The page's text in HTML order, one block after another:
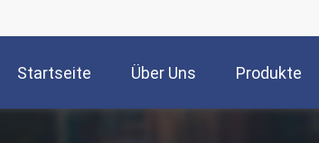
Startseite Über Uns Produkte